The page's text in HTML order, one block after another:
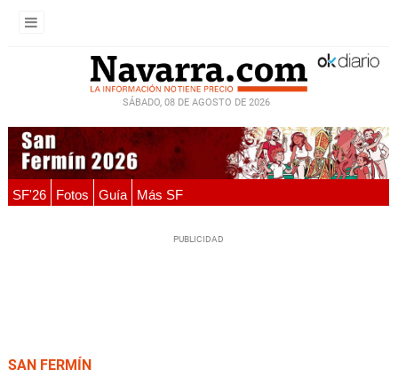
SÁBADO, 08 DE AGOSTO DE 2026
SF'26 Fotos Guía Más SF
SAN FERMÍN